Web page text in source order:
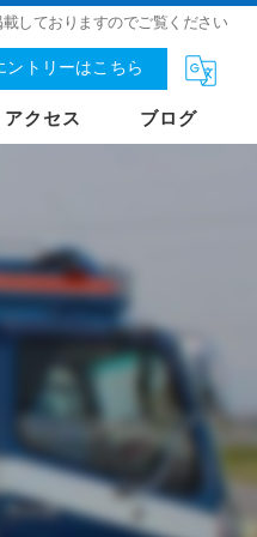
しておりますのでご覧ください
ントリーはこちら
アクセス ブログ